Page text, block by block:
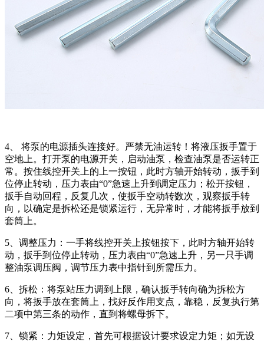
4、 将泵的电源插头连接好。严禁无油运转！将液压扳手置于
空地上。打开泵的电源开关，启动油泵，检查油泵是否运转正
常。按住线控开关上的上一按钮，此时方轴开始转动，扳手到
位停止转动，压力表由“0”急速上升到调定压力；松开按钮，
扳手自动回程，反复几次，使扳手空动转数次，观察扳手转
向，以确定是拆松还是锁紧运行，无异常时，才能将扳手放到
套筒上。
5、调整压力：一手将线控开关上按钮按下，此时方轴开始转
动，扳手到位停止转动，压力表由“0”急速上升，另一只手调
整油泵调压阀，调节压力表中指针到所需压力。
6、拆松：将泵站压力调到上限，确认扳手转向确为拆松方
向，将扳手放在套筒上，找好反作用支点，靠稳，反复执行第
二项中第三条的动作，直到将螺母拆下。
7、锁紧：力矩设定，首先可根据设计要求设定力矩；如无设